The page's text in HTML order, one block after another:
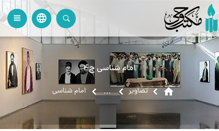
language
view_headline
امام شناسی ج4
home تصاویر ... امام شناسی